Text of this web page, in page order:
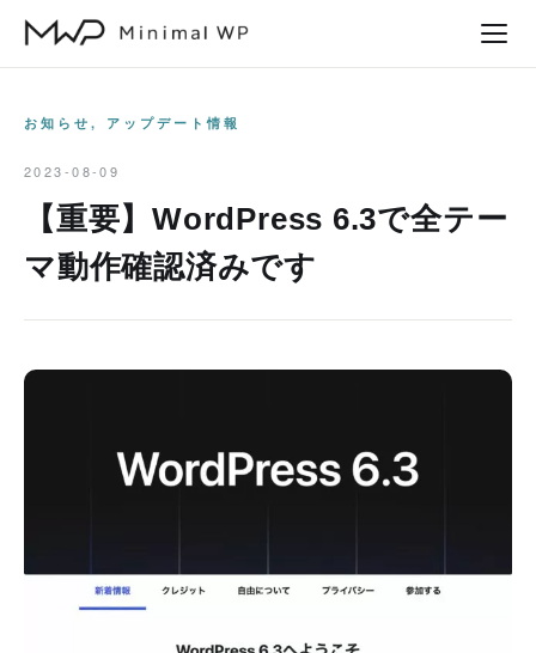
お知らせ, アップデート情報
2023-08-09
【重要】WordPress 6.3で全テー
マ動作確認済みです